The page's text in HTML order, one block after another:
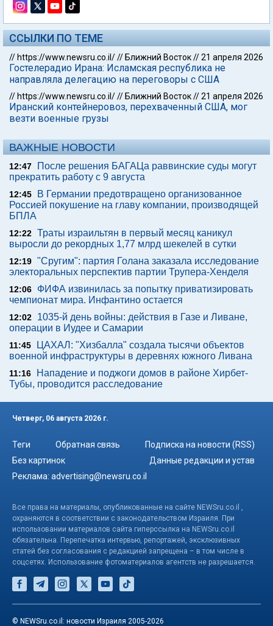
ССЫЛКИ ПО ТЕМЕ
// https://www.newsru.co.il/// Ближний Восток//21 апреля 2026
Гостелерадио Ирана: Исламская республика не
направляла делегацию на переговоры с США
// https://www.newsru.co.il/// Ближний Восток//21 апреля 2026
Иранский контейнеровоз, перехваченный США, мог
везти военные грузы
ВАЖНЫЕ НОВОСТИ
12:47
После решения БАГАЦа раввинские суды могут
прекратить работу с 9 августа
12:45
В Германии предотвращено организованное
Россией покушение на главу компании, производящей
БПЛА
12:22 Траты израильтян в первый месяц каникул
выросли до рекордных 1,77 млрд шекелей в сутки
12:19 "Сругим": партия Голана заказала исследование
электоральных перспектив партии Трупера-Хенделя
12:06
ФИФА извинилась за попытку приватизировать
чемпионат мира. Инфантино остается
12:02
1035-й день войны: действия в Газе и Ливане,
операции в Иудее и Самарии
11:45
ЦАХАЛ: "Хизбалла" создала тысячи объектов
военной инфраструктуры в деревнях южного Ливана
11:16
Нападение и поджоги домов в районе Хирбет-
Тубы, проводится расследование
Четверг, 06 августа 2026 г.
Теги Обратная связь
Подписка на новости (RSS)
Без картинок
Данные редакции и устав
Реклама: advertising@newsru.co.il
Все права на материалы, опубликованные на сайте NEWSru.co.il ,
охраняются в соответствии с законодательством Израиля. При
использовании материалов сайта гиперссылка на NEWSru.co.il
обязательна. Перепечатка интервью, репортажей, эксклюзивных
статей без согласования с редакцией запрещена – в том числе в
соцсетях. Использование фотоматериалов агентств не разрешается.
© NEWSru.co.il: новости Израиля 2005-2026